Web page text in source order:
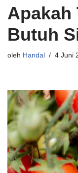
Apakah
Butuh
oleh Handal 4 Juni